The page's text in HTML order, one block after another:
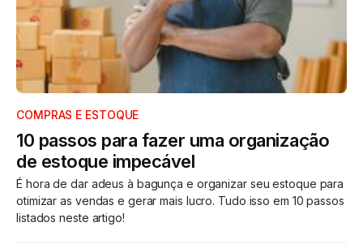
COMPRAS E ESTOQUE
10 passos para fazer uma organização
de estoque impecável
É hora de dar adeus à bagunça e organizar seu estoque para
otimizar as vendas e gerar mais lucro. Tudo isso em 10 passos
listados neste artigo!